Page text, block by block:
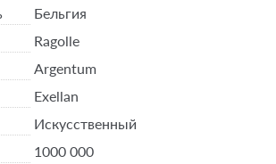
Бельгия
Ragolle
Argentum
Exellan
Искусственный
1000 000